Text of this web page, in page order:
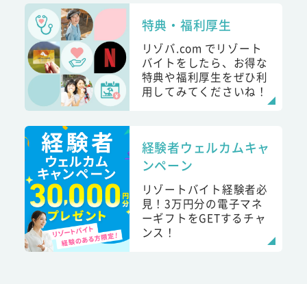
特典・福利厚生
リゾバ.com でリゾート
バイトをしたら、お得な
特典や福利厚生をぜひ利
用してみてくださいね！
経験者ウェルカムキャ
ンペーン
リゾートバイト経験者必
見！3万円分の電子マネ
ーギフトをGETするチャ
ンス！